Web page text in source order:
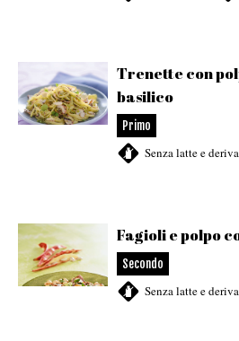
Trenette con
basilico
Primo
Senza latte e
Fagioli e polpo
Secondo
Senza latte e